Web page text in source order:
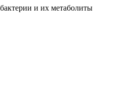
и их метаболиты